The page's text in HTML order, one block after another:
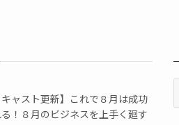
キャスト更新】これで８月は成功
！８月のビジネスを上手く廻す